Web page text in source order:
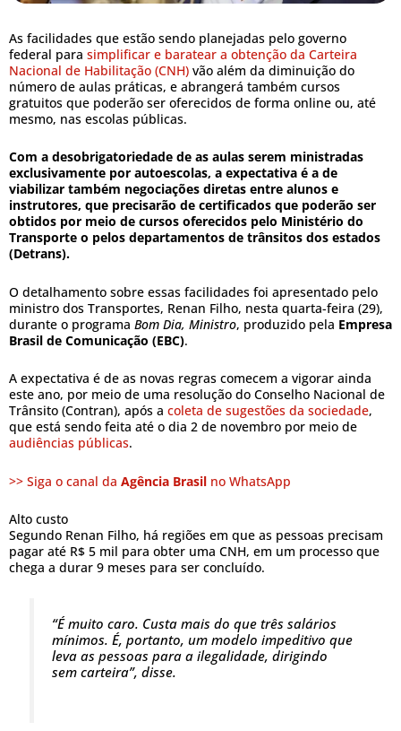
As facilidades que estão sendo planejadas pelo governo
federal para simplificar e baratear a obtenção da Carteira
Nacional de Habilitação (CNH) vão além da diminuição do
número de aulas práticas, e abrangerá também cursos
gratuitos que poderão ser oferecidos de forma online ou, até
mesmo, nas escolas públicas.
Com a desobrigatoriedade de as aulas serem ministradas
exclusivamente por autoescolas, a expectativa é a de
viabilizar também negociações diretas entre alunos e
instrutores, que precisarão de certificados que poderão ser
obtidos por meio de cursos oferecidos pelo Ministério do
Transporte o pelos departamentos de trânsitos dos estados
(Detrans).
O detalhamento sobre essas facilidades foi apresentado pelo
ministro dos Transportes, Renan Filho, nesta quarta-feira (29),
durante o programa Bom Dia, Ministro, produzido pela Empresa
Brasil de Comunicação (EBC).
A expectativa é de as novas regras comecem a vigorar ainda
este ano, por meio de uma resolução do Conselho Nacional de
Trânsito (Contran), após a coleta de sugestões da sociedade,
que está sendo feita até o dia 2 de novembro por meio de
audiências públicas.
>> Siga o canal da Agência Brasil no WhatsApp
Alto custo
Segundo Renan Filho, há regiões em que as pessoas precisam
pagar até R$ 5 mil para obter uma CNH, em um processo que
chega a durar 9 meses para ser concluído.
“É muito caro. Custa mais do que três salários
mínimos. É, portanto, um modelo impeditivo que
leva as pessoas para a ilegalidade, dirigindo
sem carteira”, disse.